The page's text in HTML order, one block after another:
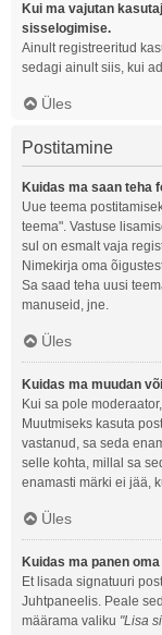
Kui ma vajutan
sisselogimise.
Ainult registreeritud
sedagi ainult siis, kui
Üles
Postitamine
Kuidas ma saan teha
Uue teema
teema". Vastuse
sul on esmalt vaja
Nimekirja oma
Sa saad teha uusi
manuseid, jne.
Üles
Kuidas ma muudan
Kui sa pole
Muutmiseks kasuta
vastanud, sa seda
selle kohta, millal sa
enamasti märki ei jää,
Üles
Kuidas ma panen
Et lisada signatuuri
Juhtpaneelis. Peale
määrama valiku "Lisa